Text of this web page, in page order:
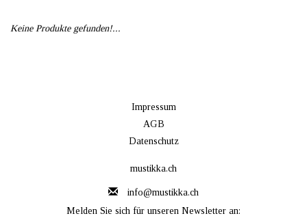
Keine Produkte gefunden!...
Impressum
AGB
Datenschutz
mustikka.ch
info@mustikka.ch
Melden Sie sich für unseren Newsletter an: